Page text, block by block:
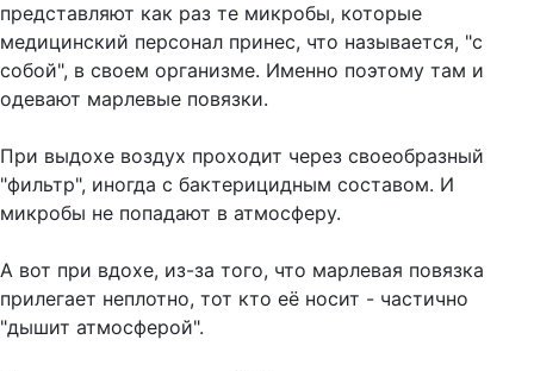
представляют как раз те микробы, которые
медицинский персонал принес, что называется, "с
собой", в своем организме. Именно поэтому там и
одевают марлевые повязки.
При выдохе воздух проходит через своеобразный
"фильтр", иногда с бактерицидным составом. И
микробы не попадают в атмосферу.
А вот при вдохе, из-за того, что марлевая повязка
прилегает неплотно, тот кто её носит - частично
"дышит атмосферой".